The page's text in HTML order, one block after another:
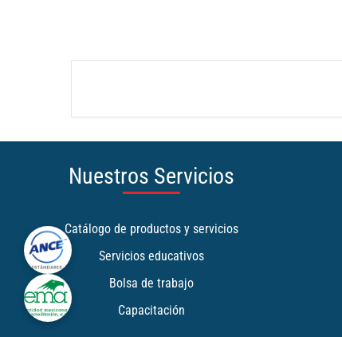
Nuestros Servicios
Catálogo de productos y servicios
Servicios educativos
Bolsa de trabajo
Capacitación